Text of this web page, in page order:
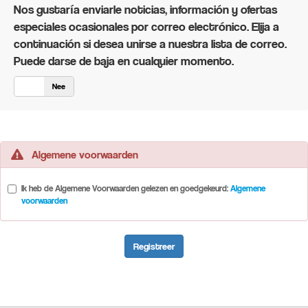
Nos gustaría enviarle noticias, información y ofertas
especiales ocasionales por correo electrónico. Elija a
continuación si desea unirse a nuestra lista de correo.
Puede darse de baja en cualquier momento.
Nee
Algemene voorwaarden
Ik heb de Algemene Voorwaarden gelezen en goedgekeurd:Algemene
voorwaarden